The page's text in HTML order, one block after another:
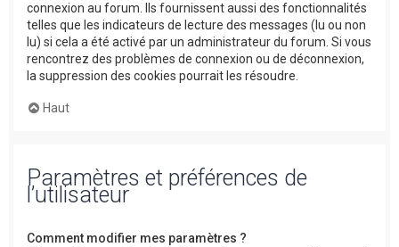
connexion au forum. Ils fournissent aussi des fonctionnalités
telles que les indicateurs de lecture des messages (lu ou non
lu) si cela a été activé par un administrateur du forum. Si vous
rencontrez des problèmes de connexion ou de déconnexion,
la suppression des cookies pourrait les résoudre.
Haut
Paramètres et préférences de
l’utilisateur
Comment modifier mes paramètres ?